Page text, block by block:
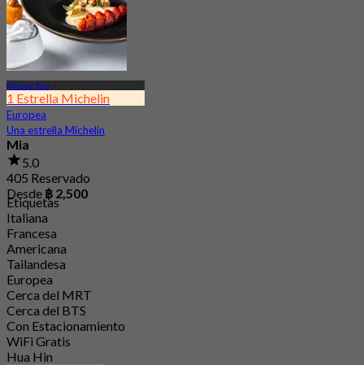
Khlong Toei
1 Estrella Michelin
Europea
Una estrella Michelin
Mia
5.0
405 Reservado
Desde ฿ 2,500
Etiquetas
Italiana
Francesa
Americana
Tailandesa
Europea
Cerca del MRT
Cerca del BTS
Con Estacionamiento
WiFi Gratis
Hua Hin